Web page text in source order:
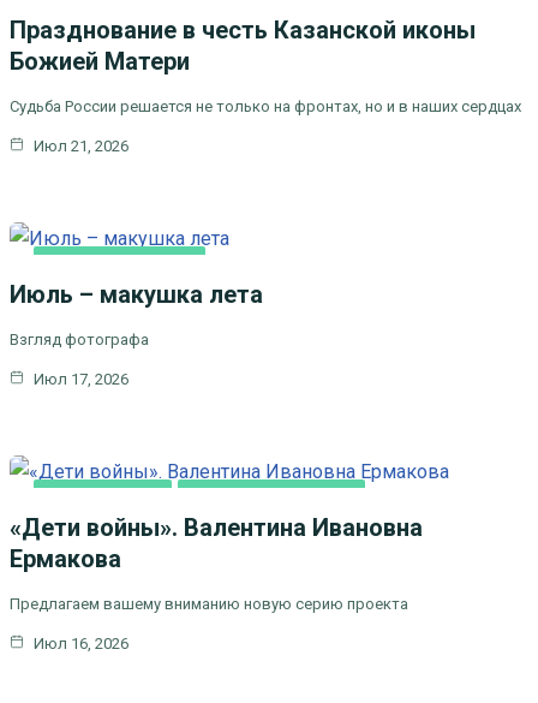
Празднование в честь Казанской иконы
Божией Матери
Судьба России решается не только на фронтах, но и в наших сердцах
Июл 21, 2026
ИСКУCСТВО
Июль – макушка лета
Взгляд фотографа
Июл 17, 2026
«Дети войны». Валентина Ивановна
Ермакова
Предлагаем вашему вниманию новую серию проекта
Июл 16, 2026